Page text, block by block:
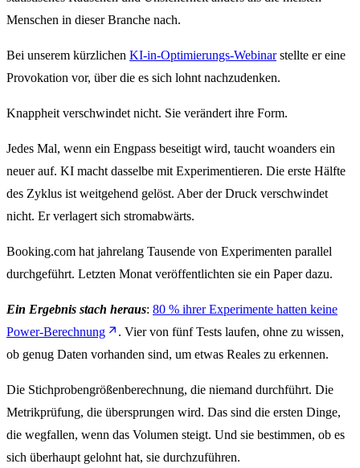
Menschen in dieser Branche nach.
Bei unserem kürzlichen KI-in-Optimierungs-Webinarstellte er eine
Provokation vor, über die es sich lohnt nachzudenken.
Knappheit verschwindet nicht. Sie verändert ihre Form.
Jedes Mal, wenn ein Engpass beseitigt wird, taucht woanders ein
neuer auf. KI macht dasselbe mit Experimentieren. Die erste Hälfte
des Zyklus ist weitgehend gelöst. Aber der Druck verschwindet
nicht. Er verlagert sich stromabwärts.
Booking.com hat jahrelang Tausende von Experimenten parallel
durchgeführt. Letzten Monat veröffentlichten sie ein Paper dazu.
Ein Ergebnis stach heraus: 80 % ihrer Experimente hatten keine
Power-Berechnung
. Vier von fünf Tests laufen, ohne zu wissen,
ob genug Daten vorhanden sind, um etwas Reales zu erkennen.
Die Stichprobengrößenberechnung, die niemand durchführt. Die
Metrikprüfung, die übersprungen wird. Das sind die ersten Dinge,
die wegfallen, wenn das Volumen steigt. Und sie bestimmen, ob es
sich überhaupt gelohnt hat, sie durchzuführen.